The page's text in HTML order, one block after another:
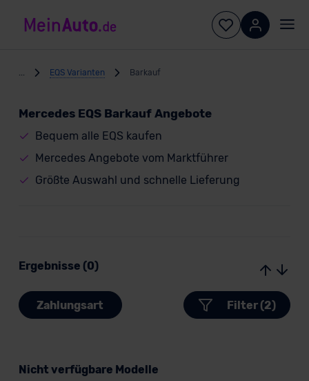
EQS Varianten Barkauf
Mercedes EQS Barkauf Angebote
Bequem alle EQS kaufen
Mercedes Angebote vom Marktführer
Größte Auswahl und schnelle Lieferung
Ergebnisse (0)
Zahlungsart Filter (2)
Nicht verfügbare Modelle